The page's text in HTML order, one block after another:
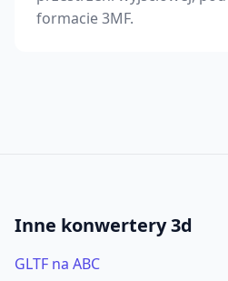
formacie 3MF.
Inne konwertery 3d
GLTF na ABC